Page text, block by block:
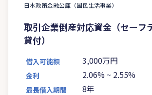
日本政策金融公庫（国民生活事業）
取引企業倒産対応資金（セーフ
貸付）
借入可能額 3,000万円
金利 2.06% ~ 2.55%
最長借入期間 8年